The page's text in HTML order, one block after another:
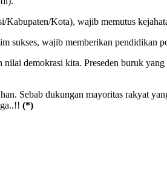
Kota), wajib memutus
sukses, wajib memberikan pendidikan
demokrasi kita. Preseden buruk
Sebab dukungan mayoritas rakyat
(*)